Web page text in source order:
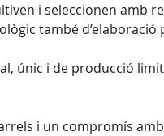
i seleccionen amb
també d’elaboració
únic i de producció
i un compromís